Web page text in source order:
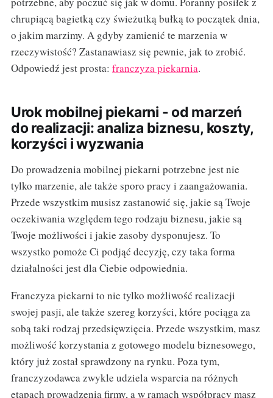
chrupiącą bagietką czy świeżutką bułką to początek dnia,
o jakim marzimy. A gdyby zamienić te marzenia w
rzeczywistość? Zastanawiasz się pewnie, jak to zrobić.
Odpowiedź jest prosta: franczyza piekarnia.
Urok mobilnej piekarni - od marzeń
do realizacji: analiza biznesu, koszty,
korzyści i wyzwania
Do prowadzenia mobilnej piekarni potrzebne jest nie
tylko marzenie, ale także sporo pracy i zaangażowania.
Przede wszystkim musisz zastanowić się, jakie są Twoje
oczekiwania względem tego rodzaju biznesu, jakie są
Twoje możliwości i jakie zasoby dysponujesz. To
wszystko pomoże Ci podjąć decyzję, czy taka forma
działalności jest dla Ciebie odpowiednia.
Franczyza piekarni to nie tylko możliwość realizacji
swojej pasji, ale także szereg korzyści, które pociąga za
sobą taki rodzaj przedsięwzięcia. Przede wszystkim, masz
możliwość korzystania z gotowego modelu biznesowego,
który już został sprawdzony na rynku. Poza tym,
franczyzodawca zwykle udziela wsparcia na różnych
etapach prowadzenia firmy, a w ramach współpracy masz